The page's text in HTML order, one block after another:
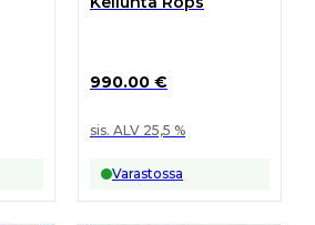
990.00 €
sis. ALV 25,5 %
Varastossa